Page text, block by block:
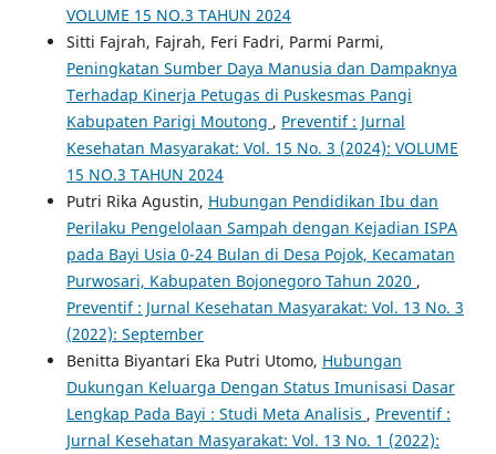
VOLUME 15 NO.3 TAHUN 2024
Sitti Fajrah, Fajrah, Feri Fadri, Parmi Parmi,
Peningkatan Sumber Daya Manusia dan Dampaknya
Terhadap Kinerja Petugas di Puskesmas Pangi
Kabupaten Parigi Moutong , Preventif : Jurnal
Kesehatan Masyarakat: Vol. 15 No. 3 (2024): VOLUME
15 NO.3 TAHUN 2024
Putri Rika Agustin, Hubungan Pendidikan Ibu dan
Perilaku Pengelolaan Sampah dengan Kejadian ISPA
pada Bayi Usia 0-24 Bulan di Desa Pojok, Kecamatan
Purwosari, Kabupaten Bojonegoro Tahun 2020 ,
Preventif : Jurnal Kesehatan Masyarakat: Vol. 13 No. 3
(2022): September
Benitta Biyantari Eka Putri Utomo, Hubungan
Dukungan Keluarga Dengan Status Imunisasi Dasar
Lengkap Pada Bayi : Studi Meta Analisis , Preventif :
Jurnal Kesehatan Masyarakat: Vol. 13 No. 1 (2022):